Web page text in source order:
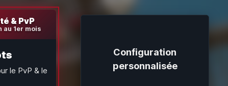
& PvP
au 1er mois
le PvP & le
Configuration
personnalisée